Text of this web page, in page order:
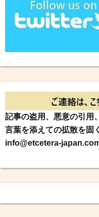
記事の盗用、悪意の引用
言葉を添えての拡散を固
info@etcetera-